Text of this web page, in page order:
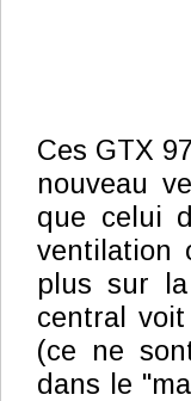
Ces GTX
nouveau
que celui
ventilation
plus sur
central
(ce ne
dans le